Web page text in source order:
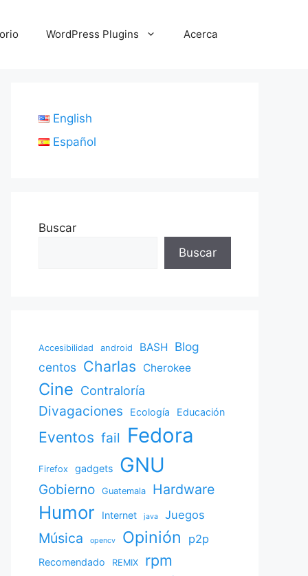
WordPress Plugins Acerca
English
Español
Buscar
Buscar
Accesibilidad android BASH Blog
centos Charlas Cherokee
Cine Contraloría
Divagaciones Ecología Educación
Eventos fail Fedora
Firefox gadgets GNU
Gobierno Guatemala Hardware
Humor Internet java Juegos
Música opencv Opinión p2p
Recomendado REMIX rpm